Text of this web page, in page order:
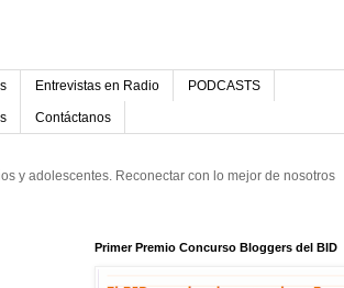
Entrevistas en Radio PODCASTS
Contáctanos
y adolescentes. Reconectar con lo mejor de nosotros
Primer Premio Concurso Bloggers del BID